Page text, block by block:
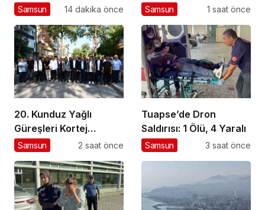
Kursu Öğrencilerine
Samsun 14 dakika önce
arayla iki hazırlık maçı
Samsun 1 saat önce
20. Kunduz Yağlı
Güreşleri Kortej
Yürüyüşüyle Başladı
Samsun 2 saat önce
Tuapse’de Dron
Saldırısı: 1 Ölü, 4 Yaralı
Samsun 3 saat önce